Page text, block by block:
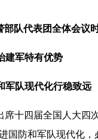
队代表团全体会议
建军特有优势
军队现代化行稳致远
四届全国人大四
国防和军队现代化